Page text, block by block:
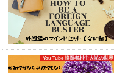
You Tube 指揮者村中大祐の世界